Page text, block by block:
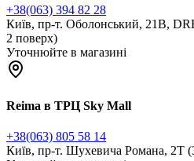
+38(063) 394 82 28
Київ, пр-т. Оболонський, 21В,
2 поверх)
Уточнюйте в магазині
Reima в ТРЦ Sky Mall
+38(063) 805 58 14
Київ, пр-т. Шухевича Романа, 2Т